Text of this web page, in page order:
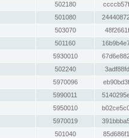
502180
501080
503070
501160
5930010
502240
5970096
5990011
5950010
5970019
501040